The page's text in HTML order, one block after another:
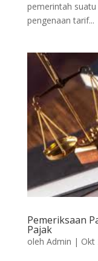
pemerintah
pengenaan tarif...
Pemeriksaan
Pajak
oleh Admin | Okt